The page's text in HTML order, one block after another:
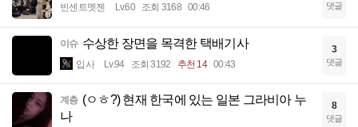
빈센트멧젠 Lv.60 조회 3168 00:46 댓글
이슈 수상한 장면을 목격한 택배기사
입사 Lv.94 조회 3192 추천 14 00:43
3
댓글
계층 (ㅇㅎ?) 현재 한국에 있는 일본 그라비아 누
나
8
댓글